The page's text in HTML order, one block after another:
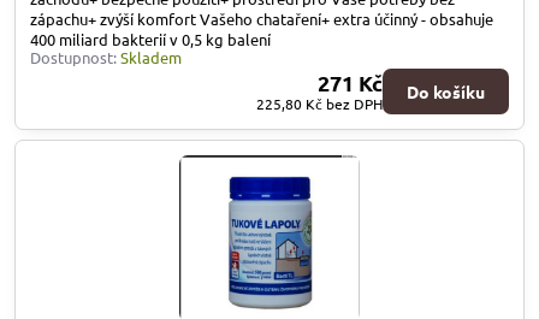
zápachu+ zvýší komfort Vašeho chataření+ extra účinný - obsahuje
400 miliard bakterií v 0,5 kg balení
Dostupnost:Skladem
271 Kč
225,80 Kč bez DPH
Do košíku